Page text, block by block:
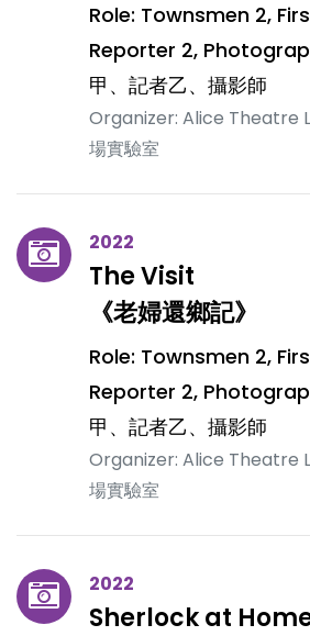
Role: Townsmen 2,
Reporter 2,
甲、記者乙、攝影師
Organizer: Alice Theatre
場實驗室
2022
The Visit
《老婦還鄉記》
Role: Townsmen 2,
Reporter 2,
甲、記者乙、攝影師
Organizer: Alice Theatre
場實驗室
2022
Sherlock at